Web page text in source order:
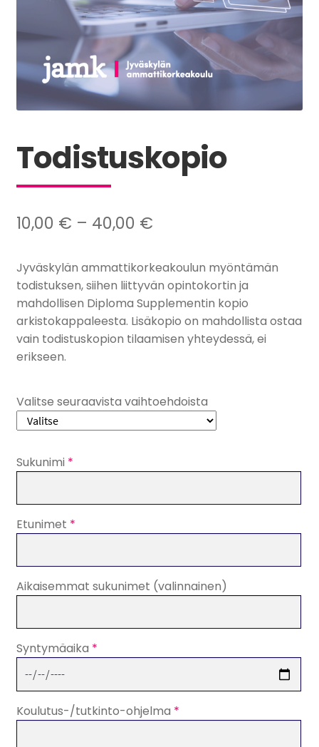
Todistuskopio
10,00 € – 40,00 €Hintaluokka:
–
40,00 €
Jyväskylän ammattikorkeakoulun myöntämän
todistuksen, siihen liittyvän opintokortin ja
mahdollisen Diploma Supplementin kopio
arkistokappaleesta. Lisäkopio on mahdollista ostaa
vain todistuskopion tilaamisen yhteydessä, ei
erikseen.
Valitse seuraavista vaihtoehdoista
Sukunimi *
Etunimet *
Aikaisemmat sukunimet (valinnainen)
Syntymäaika *
Koulutus-/tutkinto-ohjelma *